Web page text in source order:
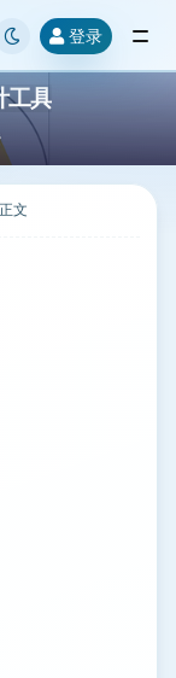
登录
工具
正文